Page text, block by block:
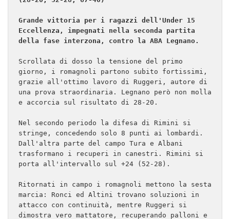
Grande vittoria per i ragazzi dell'Under 15
Eccellenza, impegnati nella seconda partita
della fase interzona, contro la ABA Legnano.
Scrollata di dosso la tensione del primo
giorno, i romagnoli partono subito fortissimi,
grazie all'ottimo lavoro di Ruggeri, autore di
una prova straordinaria. Legnano però non molla
e accorcia sul risultato di 28-20.
Nel secondo periodo la difesa di Rimini si
stringe, concedendo solo 8 punti ai lombardi.
Dall'altra parte del campo Tura e Albani
trasformano i recuperi in canestri. Rimini si
porta all'intervallo sul +24 (52-28).
Ritornati in campo i romagnoli mettono la sesta
marcia: Ronci ed Altini trovano soluzioni in
attacco con continuità, mentre Ruggeri si
dimostra vero mattatore, recuperando palloni e